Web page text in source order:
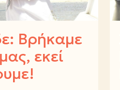
Βρήκαμε
εκεί